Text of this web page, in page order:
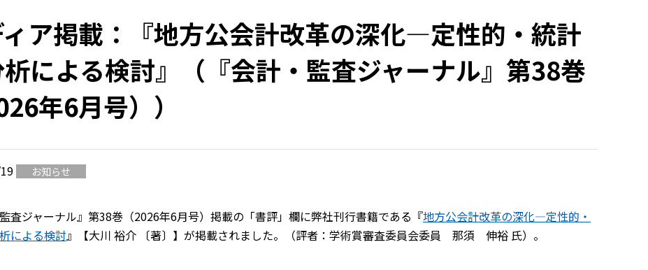
ア掲載：『地方公会計改革の深化―定性的・統計
による検討』（『会計・監査ジャーナル』第38巻
年6月号））
お知らせ
監査ジャーナル』第38巻（2026年6月号）掲載の「書評」欄に弊社刊行書籍である『地方公会計改革の深化―定性的・
による検討』【大川 裕介 〔著〕】が掲載されました。（評者：学術賞審査委員会委員 那須 伸裕 氏）。